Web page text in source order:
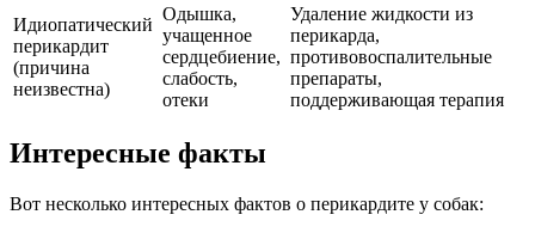
Идиопатический
перикардит
(причина
неизвестна)
Одышка,
учащенное
сердцебиение,
слабость,
отеки
Удаление жидкости из
перикарда,
противовоспалительные
препараты,
поддерживающая терапия
Интересные факты
Вот несколько интересных фактов о перикардите у собак: